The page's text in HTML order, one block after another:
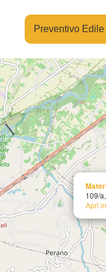
Preventivo Edile
109/
Apri